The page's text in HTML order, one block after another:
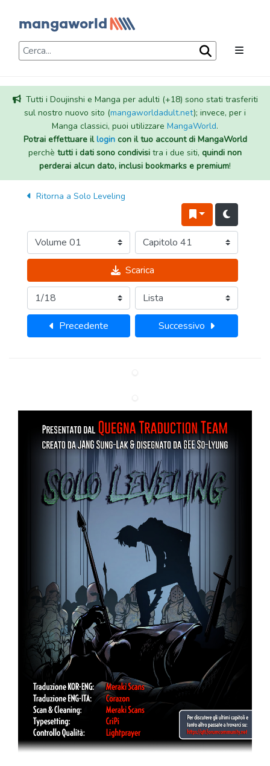
Tutti i Doujinshi e Manga per adulti (+18) sono stati trasferiti
sul nostro nuovo sito (mangaworldadult.net); invece, per i
Manga classici, puoi utilizzare MangaWorld.
Potrai effettuare illogincon il tuo account di MangaWorld
perchè tutti i dati sono condivisi tra i due siti, quindi non
perderai alcun dato, inclusi bookmarks e premium!
Ritorna a Solo Leveling
Scarica
Precedente Successivo